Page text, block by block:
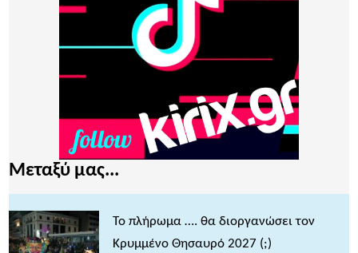
Μεταξύ μας...
Το πλήρωμα …. θα διοργανώσει τον
Κρυμμένο Θησαυρό 2027 (;)